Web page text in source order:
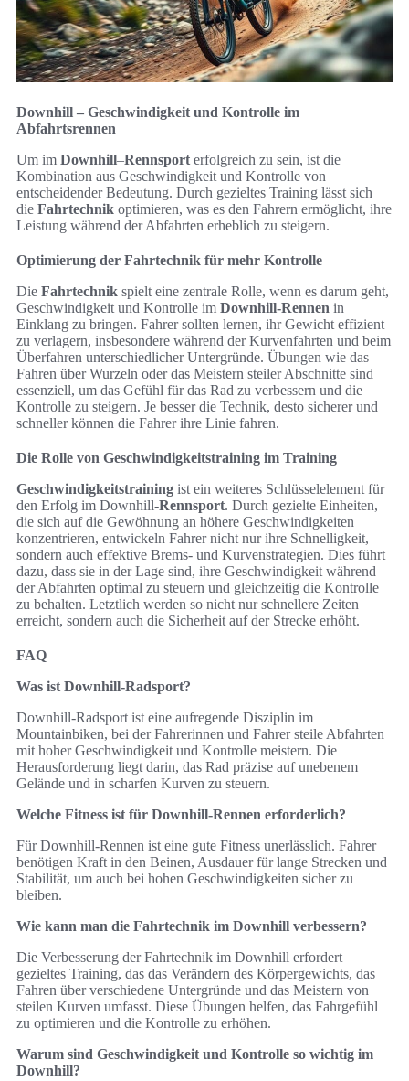
Downhill – Geschwindigkeit und Kontrolle im
Abfahrtsrennen
Um im Downhill–Rennsport erfolgreich zu sein, ist die
Kombination aus Geschwindigkeit und Kontrolle von
entscheidender Bedeutung. Durch gezieltes Training lässt sich
die Fahrtechnik optimieren, was es den Fahrern ermöglicht, ihre
Leistung während der Abfahrten erheblich zu steigern.
Optimierung der Fahrtechnik für mehr Kontrolle
Die Fahrtechnik spielt eine zentrale Rolle, wenn es darum geht,
Geschwindigkeit und Kontrolle im Downhill-Rennen in
Einklang zu bringen. Fahrer sollten lernen, ihr Gewicht effizient
zu verlagern, insbesondere während der Kurvenfahrten und beim
Überfahren unterschiedlicher Untergründe. Übungen wie das
Fahren über Wurzeln oder das Meistern steiler Abschnitte sind
essenziell, um das Gefühl für das Rad zu verbessern und die
Kontrolle zu steigern. Je besser die Technik, desto sicherer und
schneller können die Fahrer ihre Linie fahren.
Die Rolle von Geschwindigkeitstraining im Training
Geschwindigkeitstraining ist ein weiteres Schlüsselelement für
den Erfolg im Downhill-Rennsport. Durch gezielte Einheiten,
die sich auf die Gewöhnung an höhere Geschwindigkeiten
konzentrieren, entwickeln Fahrer nicht nur ihre Schnelligkeit,
sondern auch effektive Brems- und Kurvenstrategien. Dies führt
dazu, dass sie in der Lage sind, ihre Geschwindigkeit während
der Abfahrten optimal zu steuern und gleichzeitig die Kontrolle
zu behalten. Letztlich werden so nicht nur schnellere Zeiten
erreicht, sondern auch die Sicherheit auf der Strecke erhöht.
FAQ
Was ist Downhill-Radsport?
Downhill-Radsport ist eine aufregende Disziplin im
Mountainbiken, bei der Fahrerinnen und Fahrer steile Abfahrten
mit hoher Geschwindigkeit und Kontrolle meistern. Die
Herausforderung liegt darin, das Rad präzise auf unebenem
Gelände und in scharfen Kurven zu steuern.
Welche Fitness ist für Downhill-Rennen erforderlich?
Für Downhill-Rennen ist eine gute Fitness unerlässlich. Fahrer
benötigen Kraft in den Beinen, Ausdauer für lange Strecken und
Stabilität, um auch bei hohen Geschwindigkeiten sicher zu
bleiben.
Wie kann man die Fahrtechnik im Downhill verbessern?
Die Verbesserung der Fahrtechnik im Downhill erfordert
gezieltes Training, das das Verändern des Körpergewichts, das
Fahren über verschiedene Untergründe und das Meistern von
steilen Kurven umfasst. Diese Übungen helfen, das Fahrgefühl
zu optimieren und die Kontrolle zu erhöhen.
Warum sind Geschwindigkeit und Kontrolle so wichtig im
Downhill?